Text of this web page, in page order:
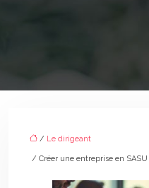
/ Le dirigeant
/ Créer une entreprise en